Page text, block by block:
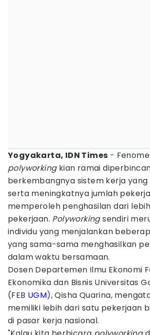
Yogyakarta, IDN Times -
polyworking kian ramai
berkembangnya sistem kerja
serta meningkatnya jumlah
memperoleh penghasilan dari
pekerjaan. Polyworkingsendiri
individu yang menjalankan
yang sama-sama menghasilkan
dalam waktu bersamaan.
Dosen Departemen Ilmu Ekonomi
Ekonomika dan Bisnis Universitas
(FEB UGM), Qisha Quarina,
memiliki lebih dari satu pekerjaan
di pasar kerja nasional.